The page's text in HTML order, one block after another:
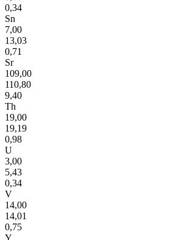
0,34
Sn
7,00
13,03
0,71
Sr
109,00
110,80
9,40
Th
19,00
19,19
0,98
U
3,00
5,43
0,34
V
14,00
14,01
0,75
Y